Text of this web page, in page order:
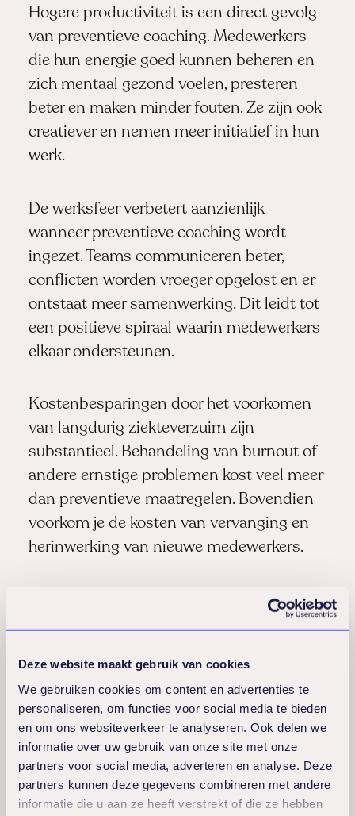
Deze website maakt gebruik van cookies
We gebruiken cookies om content en advertenties te
personaliseren, om functies voor social media te bieden
en om ons websiteverkeer te analyseren. Ook delen we
informatie over uw gebruik van onze site met onze
partners voor social media, adverteren en analyse. Deze
partners kunnen deze gegevens combineren met andere
informatie die u aan ze heeft verstrekt of die ze hebben
Hogere productiviteit is een direct gevolg
van preventieve coaching. Medewerkers
die hun energie goed kunnen beheren en
zich mentaal gezond voelen, presteren
beter en maken minder fouten. Ze zijn ook
creatiever en nemen meer initiatief in hun
werk.
De werksfeer verbetert aanzienlijk
wanneer preventieve coaching wordt
ingezet. Teams communiceren beter,
conflicten worden vroeger opgelost en er
ontstaat meer samenwerking. Dit leidt tot
een positieve spiraal waarin medewerkers
elkaar ondersteunen.
Kostenbesparingen door het voorkomen
van langdurig ziekteverzuim zijn
substantieel. Behandeling van burnout of
andere ernstige problemen kost veel meer
dan preventieve maatregelen. Bovendien
voorkom je de kosten van vervanging en
herinwerking van nieuwe medewerkers.
Teambuilding wordt versterkt door
Verbeterde communicatie ontstaat
doordat mensen bewuster worden van
hun eigen gedrag en dat van collega’s.
Verhoogde medewerkertevredenheid zorgt
voor minder verloop en een betere
reputatie als werkgever.